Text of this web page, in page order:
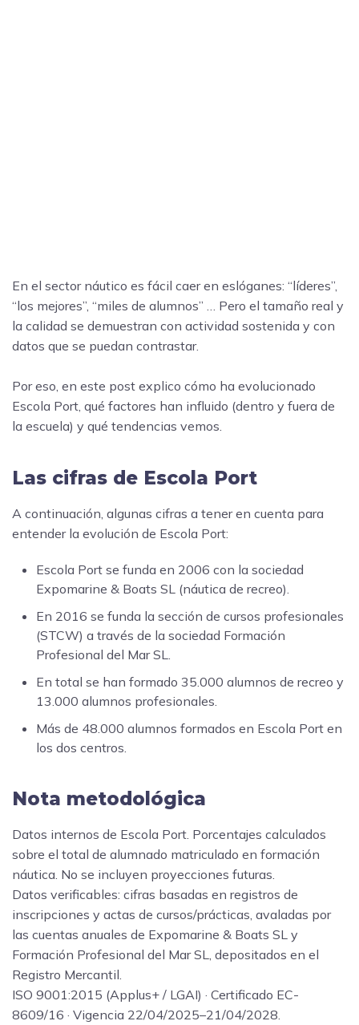
En el sector náutico es fácil caer en eslóganes: “líderes”,
“los mejores”, “miles de alumnos” … Pero el tamaño real y
la calidad se demuestran con actividad sostenida y con
datos que se puedan contrastar.
Por eso, en este post explico cómo ha evolucionado
Escola Port, qué factores han influido (dentro y fuera de
la escuela) y qué tendencias vemos.
Las cifras de Escola Port
A continuación, algunas cifras a tener en cuenta para
entender la evolución de Escola Port:
Escola Port se funda en 2006 con la sociedad
Expomarine & Boats SL (náutica de recreo).
En 2016 se funda la sección de cursos profesionales
(STCW) a través de la sociedad Formación
Profesional del Mar SL.
En total se han formado 35.000 alumnos de recreo y
13.000 alumnos profesionales.
Más de 48.000 alumnos formados en Escola Port en
los dos centros.
Nota metodológica
Datos internos de Escola Port. Porcentajes calculados
sobre el total de alumnado matriculado en formación
náutica. No se incluyen proyecciones futuras.
Datos verificables: cifras basadas en registros de
inscripciones y actas de cursos/prácticas, avaladas por
las cuentas anuales de Expomarine & Boats SL y
Formación Profesional del Mar SL, depositados en el
Registro Mercantil.
ISO 9001:2015 (Applus+ / LGAI) · Certificado EC-
8609/16 · Vigencia 22/04/2025–21/04/2028.